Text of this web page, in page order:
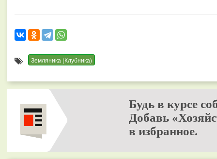
Земляника (Клубника)
Будь в курсе
Добавь
в избранное.